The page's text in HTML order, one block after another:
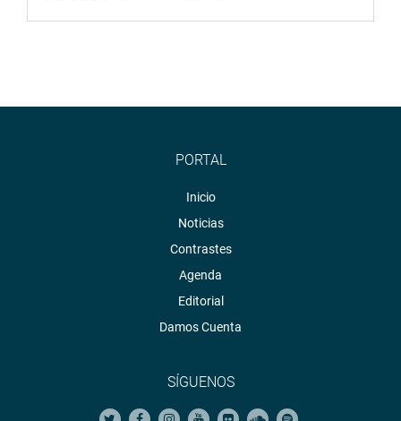
PORTAL
Inicio
Noticias
Contrastes
Agenda
Editorial
Damos Cuenta
SÍGUENOS